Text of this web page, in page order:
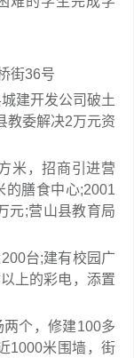
街36号
建开发公司破土
教委解决2万元资
米，招商引进营
的膳食中心;2001
元;营山县教育局
台;建有校园广
上的彩电，添置
个，修建100多
1000米围墙，街